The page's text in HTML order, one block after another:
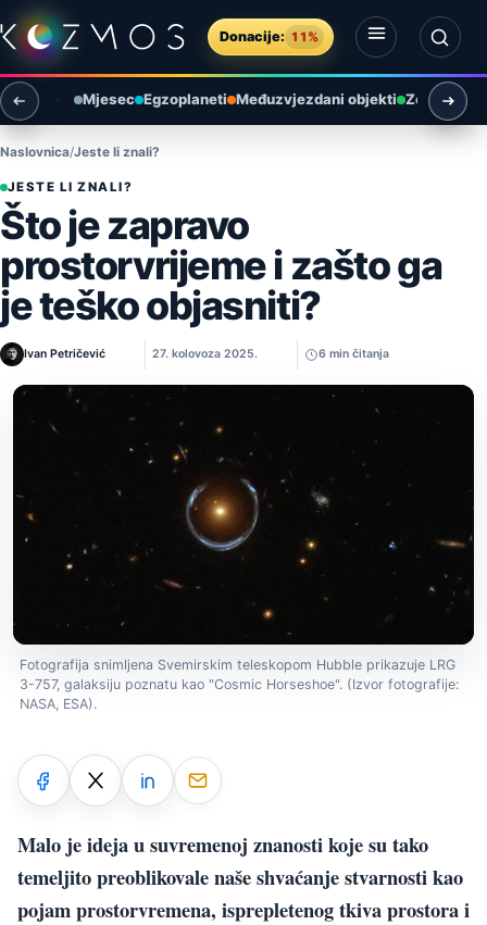
Preskoči na sadržaj
Donacije: 11%
Otvori izbornik
Otvori pretragu
Mjesec Egzoplaneti Međuzvjezdani objekti Zemlja i
Naslovnica Jeste li znali?
JESTE LI ZNALI?
Što je zapravo
prostorvrijeme i zašto ga
je teško objasniti?
Ivan Petričević 27. kolovoza 2025. 6 min čitanja
Fotografija snimljena Svemirskim teleskopom Hubble prikazuje LRG
3-757, galaksiju poznatu kao "Cosmic Horseshoe". (Izvor fotografije:
NASA, ESA).
Malo je ideja u suvremenoj znanosti koje su tako
temeljito preoblikovale naše shvaćanje stvarnosti kao
pojam prostorvremena, isprepletenog tkiva prostora i